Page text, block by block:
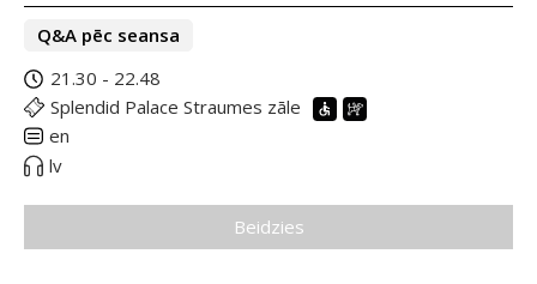
Q&A pēc seansa
21.30 - 22.48
Splendid Palace Straumes zāle
en
lv
Beidzies